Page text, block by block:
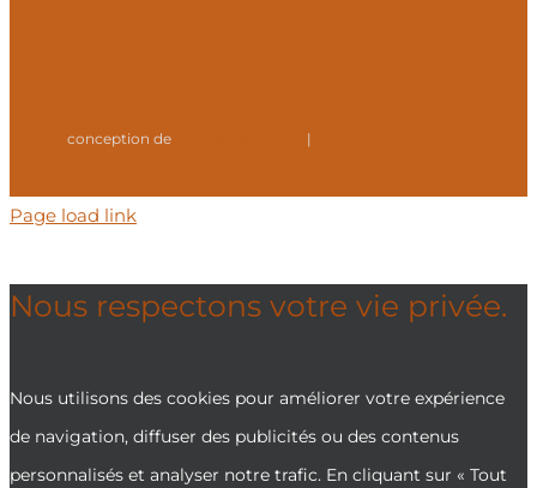
conception de |
Page load link
Nous respectons votre vie privée.
Nous utilisons des cookies pour améliorer votre expérience
de navigation, diffuser des publicités ou des contenus
personnalisés et analyser notre trafic. En cliquant sur « Tout